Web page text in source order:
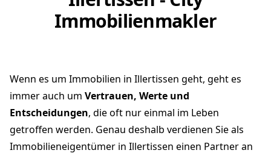
Immobilienmakler
Wenn es um Immobilien in Illertissen geht, geht es
immer auch um Vertrauen, Werte und
Entscheidungen, die oft nur einmal im Leben
getroffen werden. Genau deshalb verdienen Sie als
Immobilieneigentümer in Illertissen einen Partner an